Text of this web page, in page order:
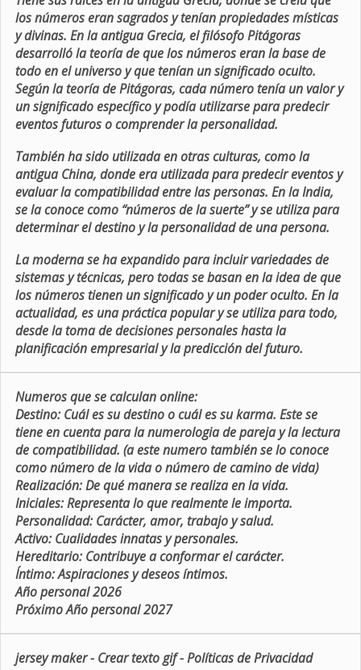
los números eran sagrados y tenían propiedades místicas
y divinas. En la antigua Grecia, el filósofo Pitágoras
desarrolló la teoría de que los números eran la base de
todo en el universo y que tenían un significado oculto.
Según la teoría de Pitágoras, cada número tenía un valor y
un significado específico y podía utilizarse para predecir
eventos futuros o comprender la personalidad.
También ha sido utilizada en otras culturas, como la
antigua China, donde era utilizada para predecir eventos y
evaluar la compatibilidad entre las personas. En la India,
se la conoce como “números de la suerte” y se utiliza para
determinar el destino y la personalidad de una persona.
La moderna se ha expandido para incluir variedades de
sistemas y técnicas, pero todas se basan en la idea de que
los números tienen un significado y un poder oculto. En la
actualidad, es una práctica popular y se utiliza para todo,
desde la toma de decisiones personales hasta la
planificación empresarial y la predicción del futuro.
Numeros que se calculan online:
Destino: Cuál es su destino o cuál es su karma. Este se
tiene en cuenta para la numerologia de pareja y la lectura
de compatibilidad. (a este numero también se lo conoce
como número de la vida o número de camino de vida)
Realización:De qué manera se realiza en la vida.
Iniciales:Representa lo que realmente le importa.
Personalidad:Carácter, amor, trabajo y salud.
Activo:Cualidades innatas y personales.
Hereditario:Contribuye a conformar el carácter.
Íntimo:Aspiraciones y deseos íntimos.
Año personal 2026
Próximo Año personal 2027
jersey maker- Crear texto gif-Políticas de Privacidad